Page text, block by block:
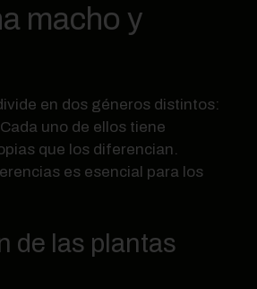
macho y
en dos géneros distintos:
uno de ellos tiene
que los diferencian.
es esencial para los
de las plantas